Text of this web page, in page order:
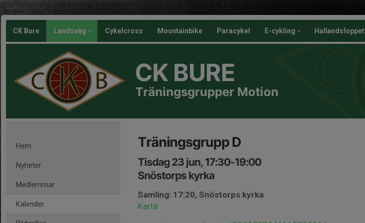
CK Bure Landsväg Cykelcross Mountainbike Paracykel E-cykling Hallandsloppet
CK BURE
Träningsgrupper Motion
Hem
Nyheter
Medlemmar
Kalender
Träningsgrupp D
Tisdag 23 jun, 17:30-19:00
Snöstorps kyrka
Samling: 17:20, Snöstorps kyrka
Karta